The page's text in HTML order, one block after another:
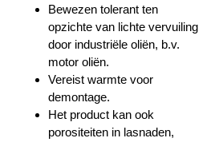
Bewezen tolerant ten
opzichte van lichte vervuiling
door industriële oliën, b.v.
motor oliën.
Vereist warmte voor
demontage.
Het product kan ook
porositeiten in lasnaden,